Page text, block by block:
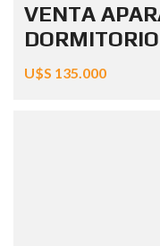
VENTA
U$S 135.000